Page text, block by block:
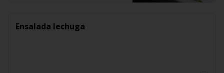
Ensalada lechuga